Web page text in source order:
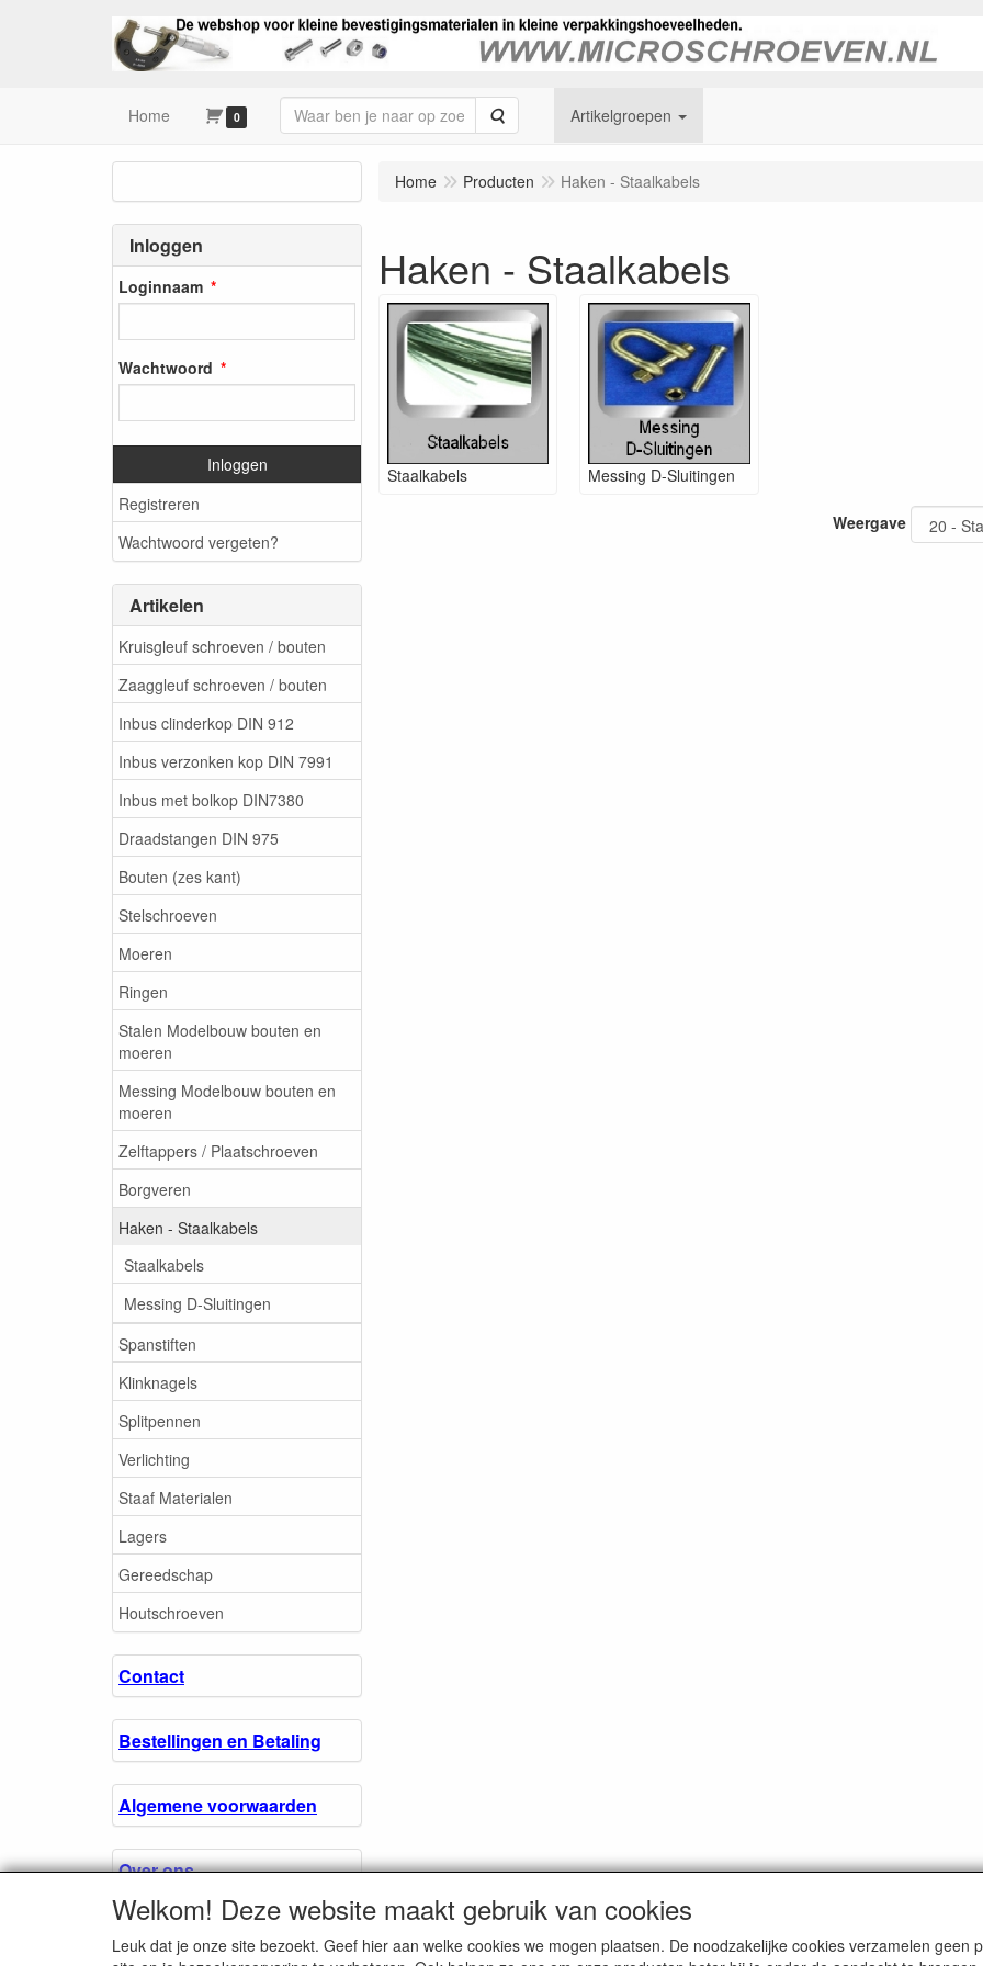
Home 0 Zoeken Artikelgroepen
Inloggen
Loginnaam
Wachtwoord
Inloggen
Registreren
Wachtwoord vergeten?
Artikelen
Kruisgleuf schroeven / bouten
Zaaggleuf schroeven / bouten
Inbus clinderkop DIN 912
Inbus verzonken kop DIN 7991
Inbus met bolkop DIN7380
Draadstangen DIN 975
Bouten (zes kant)
Stelschroeven
Moeren
Ringen
Stalen Modelbouw bouten en
moeren
Messing Modelbouw bouten en
moeren
Zelftappers / Plaatschroeven
Borgveren
Haken - Staalkabels
Staalkabels
Messing D-Sluitingen
Spanstiften
Klinknagels
Splitpennen
Verlichting
Staaf Materialen
Lagers
Gereedschap
Houtschroeven
Contact
Bestellingen en Betaling
Algemene voorwaarden
Over ons.
Privacyverklaring
Home Producten Haken - Staalkabels
Haken - Staalkabels
Staalkabels Messing D-Sluitingen
Weergave
Welkom! Deze website maakt gebruik van cookies
Leuk dat je onze site bezoekt. Geef hier aan welke cookies we mogen plaatsen. De noodzakelijke cookies verzamelen